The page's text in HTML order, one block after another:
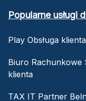
Popularne usługi
Play Obsługa klienta
Biuro Rachunkowe
klienta
TAX IT Partner